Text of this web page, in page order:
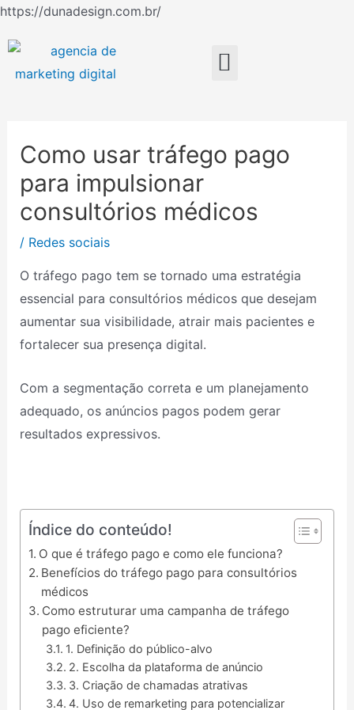
https://dunadesign.com.br/Ir
Menu
Como usar tráfego pago
para impulsionar
consultórios médicos
/ Redes sociais
O tráfego pago tem se tornado uma estratégia
essencial para consultórios médicos que desejam
aumentar sua visibilidade, atrair mais pacientes e
fortalecer sua presença digital.
Com a segmentação correta e um planejamento
adequado, os anúncios pagos podem gerar
resultados expressivos.
Índice do conteúdo!
O que é tráfego pago e como ele funciona?
Benefícios do tráfego pago para consultórios
médicos
Como estruturar uma campanha de tráfego
pago eficiente?
1. Definição do público-alvo
2. Escolha da plataforma de anúncio
3. Criação de chamadas atrativas
4. Uso de remarketing para potencializar
de
Post